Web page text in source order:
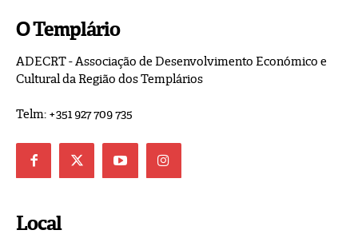
O Templário
ADECRT - Associação de Desenvolvimento Económico e
Cultural da Região dos Templários
Telm: +351 927 709 735
Local